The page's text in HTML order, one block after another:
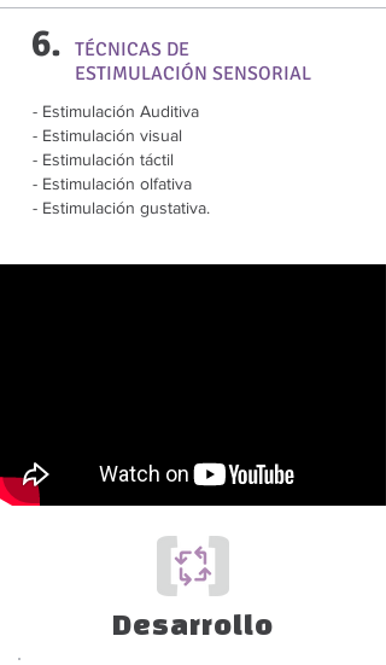
6. TÉCNICAS DE
ESTIMULACIÓN SENSORIAL
- Estimulación Auditiva
- Estimulación visual
- Estimulación táctil
- Estimulación olfativa
- Estimulación gustativa.
Desarrollo